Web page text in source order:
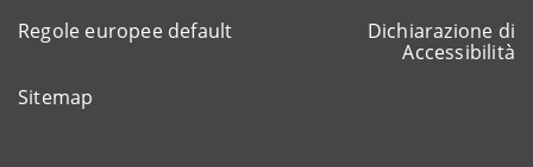
Regole europee default
Dichiarazione di
Accessibilità
Sitemap